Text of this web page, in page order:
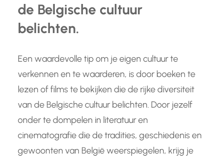
de Belgische cultuur
belichten.
Een waardevolle tip om je eigen cultuur te
verkennen en te waarderen, is door boeken te
lezen of films te bekijken die de rijke diversiteit
van de Belgische cultuur belichten. Door jezelf
onder te dompelen in literatuur en
cinematografie die de tradities, geschiedenis en
gewoonten van België weerspiegelen, krijg je